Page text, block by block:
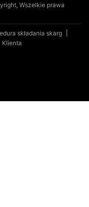
Wszelkie prawa
składania skarg
Klienta